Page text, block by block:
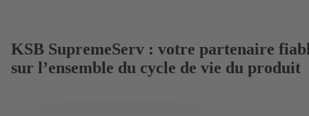
KSB SupremeServ : votre partenaire
sur l’ensemble du cycle de vie du produit